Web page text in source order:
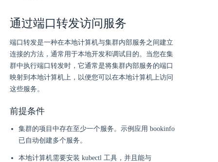
通过端口转发访问服务
端口转发是一种在本地计算机与集群内部服务之间建立
连接的方法，通常用于本地开发和调试目的。当您在集
群中执行端口转发时，它通常是将集群内部服务的端口
映射到本地计算机上，以便您可以在本地计算机上访问
这些服务。
前提条件
集群的项目中存在至少一个服务。示例应用 bookinfo
已自动创建多个服务。
本地计算机需要安装 kubectl 工具，并且能与